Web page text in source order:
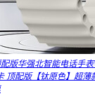
版华强北智能电话手表
顶配版【钛原色】超